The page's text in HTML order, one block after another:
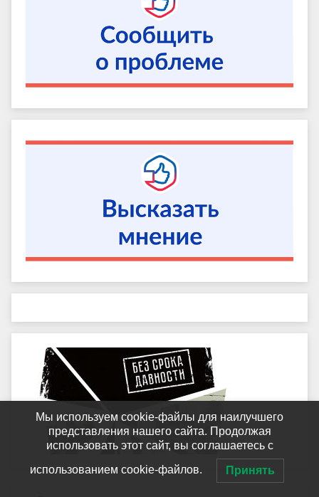
Мы используем cookie-файлы для наилучшего
представления нашего сайта. Продолжая
использовать этот сайт, вы соглашаетесь с
использованием cookie-файлов. Принять